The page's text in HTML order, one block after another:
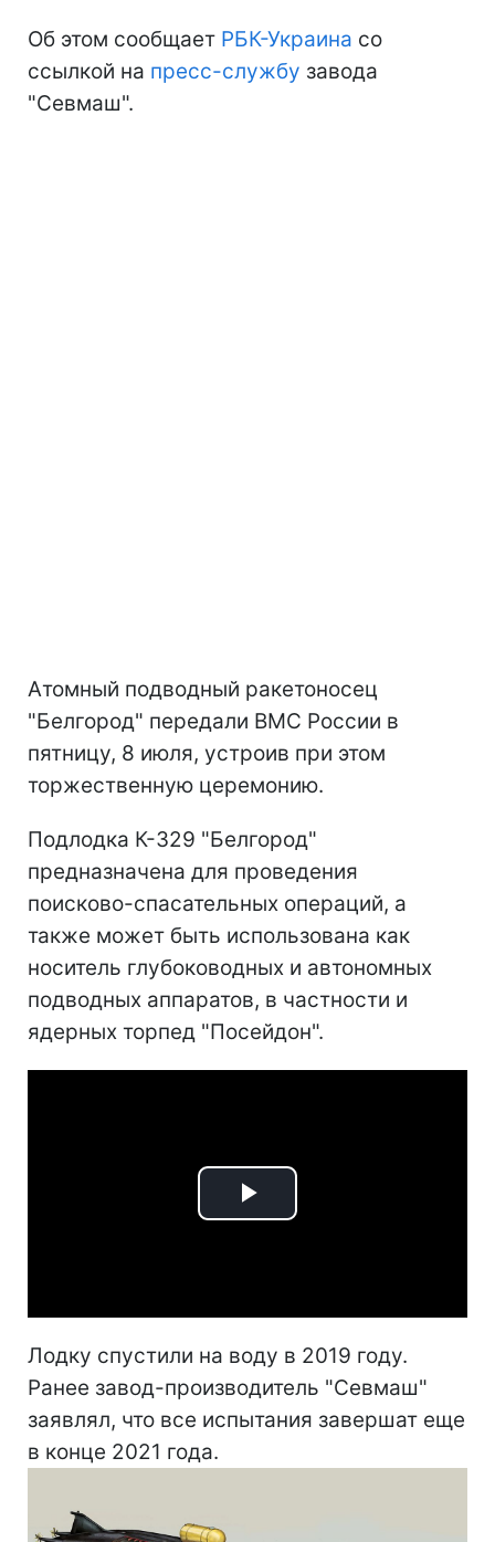
Об этом сообщает РБК-Украина со
ссылкой на пресс-службу завода
"Севмаш".
Атомный подводный ракетоносец
"Белгород" передали ВМС России в
пятницу, 8 июля, устроив при этом
торжественную церемонию.
Подлодка К-329 "Белгород"
предназначена для проведения
поисково-спасательных операций, а
также может быть использована как
носитель глубоководных и автономных
подводных аппаратов, в частности и
ядерных торпед "Посейдон".
Play
Лодку спустили на воду в 2019 году.
Ранее завод-производитель "Севмаш"
заявлял, что все испытания завершат еще
в конце 2021 года.